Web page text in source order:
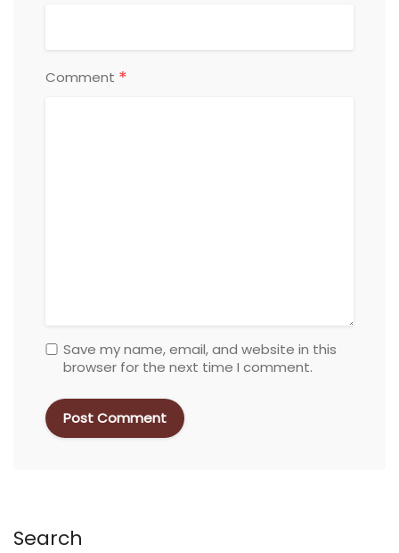
Comment *
Save my name, email, and website in this
browser for the next time I comment.
Search